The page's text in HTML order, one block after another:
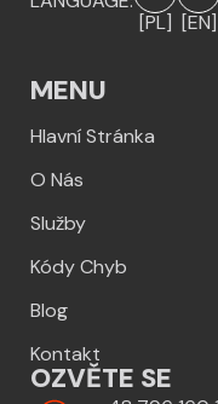
[PL] [EN]
MENU
Hlavní Stránka
O Nás
Služby
Kódy Chyb
Blog
Kontakt
OZVĚTE SE